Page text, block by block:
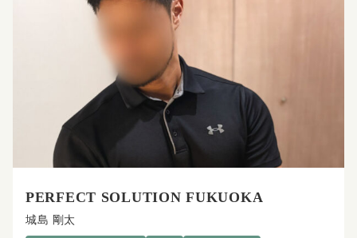
PERFECT SOLUTION FUKUOKA
城島 剛太